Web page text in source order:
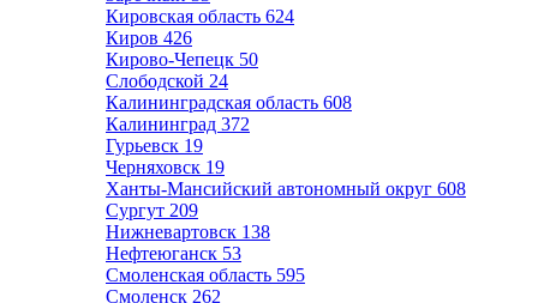
Кировская область 624
Киров 426
Кирово-Чепецк 50
Слободской 24
Калининградская область 608
Калининград 372
Гурьевск 19
Черняховск 19
Ханты-Мансийский автономный округ 608
Сургут 209
Нижневартовск 138
Нефтеюганск 53
Смоленская область 595
Смоленск 262